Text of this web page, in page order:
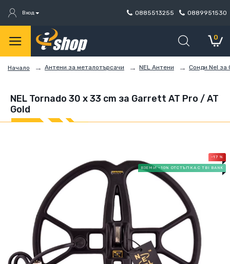
Вход 0885513255 0889951530
0
Начало Антени за металотърсачи NEL Антени Сонди Nel за
NEL Tornado 30 x 33 cm за Garrett AT Pro / AT
Gold
ВЗЕМИ -10% ОТСТЪПКА С TBI BANK
-17 %